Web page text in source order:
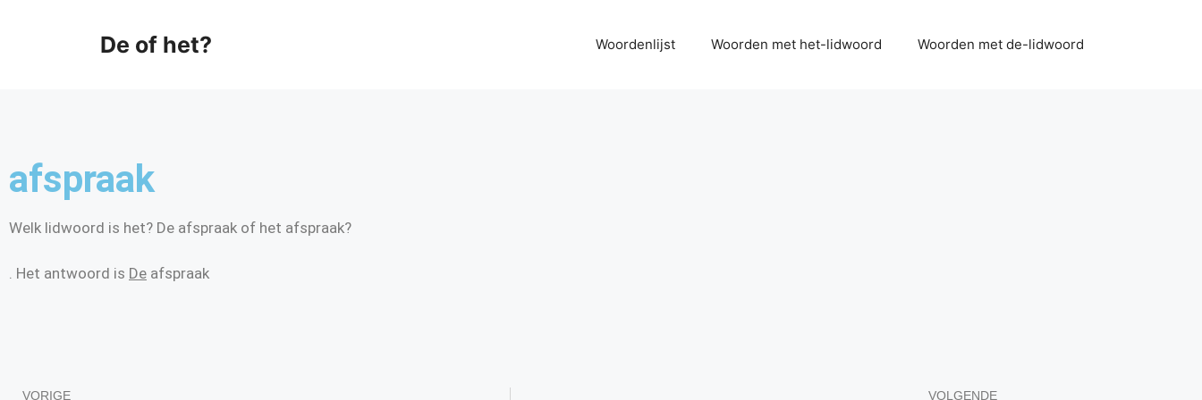
De of het? Woordenlijst Woorden met het-lidwoord Woorden met de-lidwoord
afspraak
Welk lidwoord is het? De afspraak of het afspraak?
. Het antwoord is De afspraak
VORIGE VOLGENDE